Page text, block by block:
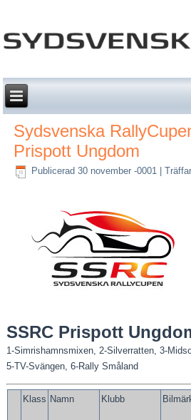
Sydsvenska
Prispott Ungdom
Publicerad 30 november -0001 |
SSRC Prispott
1-Simrishamnsmixen, 2-Silverratten, 3-
5-TV-Svängen, 6-Rally Småland
Klass Namn Klubb